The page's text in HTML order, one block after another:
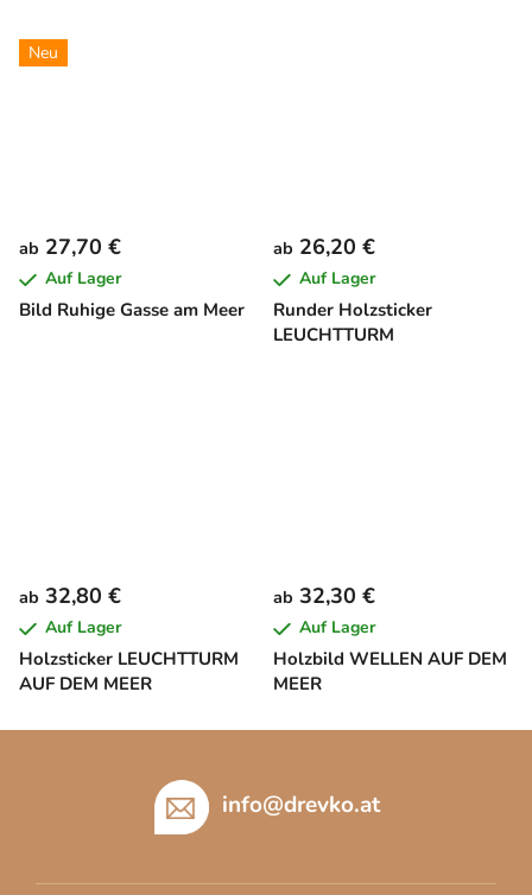
Neu
Bild Ruhige Gasse am Meer
ab 27,70 €
Auf Lager
Runder Holzsticker
LEUCHTTURM
ab 26,20 €
Auf Lager
Holzsticker LEUCHTTURM
AUF DEM MEER
ab 32,80 €
Auf Lager
Holzbild WELLEN AUF DEM
MEER
ab 32,30 €
Auf Lager
info@drevko.at